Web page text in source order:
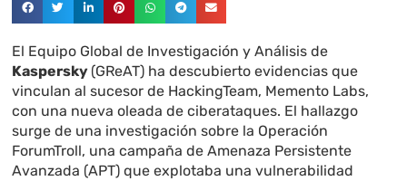
El Equipo Global de Investigación y Análisis de
Kaspersky (GReAT) ha descubierto evidencias que
vinculan al sucesor de HackingTeam, Memento Labs,
con una nueva oleada de ciberataques. El hallazgo
surge de una investigación sobre la Operación
ForumTroll, una campaña de Amenaza Persistente
Avanzada (APT) que explotaba una vulnerabilidad